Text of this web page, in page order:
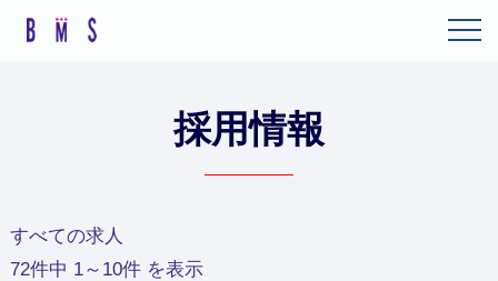
採用情報
すべての求人
72件中 1～10件 を表示